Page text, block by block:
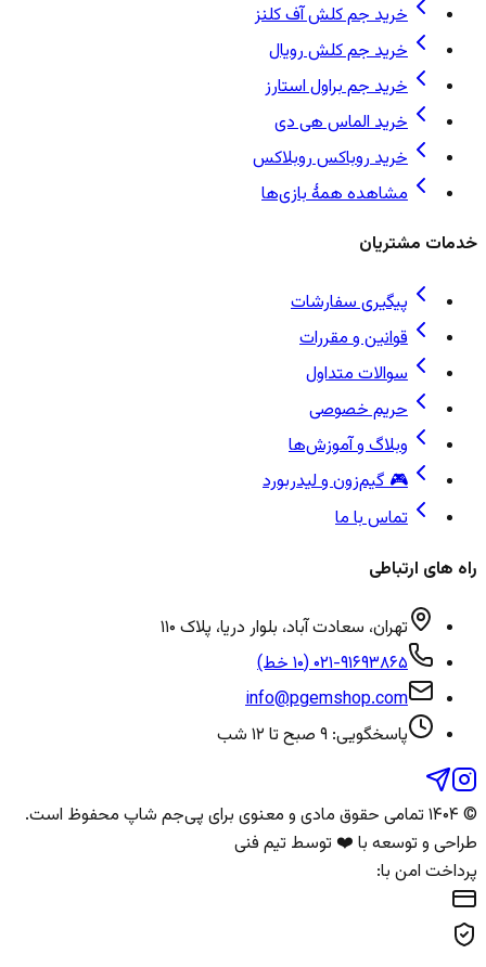
خرید جم کلش آف کلنز
خرید جم کلش رویال
خرید جم براول استارز
خرید الماس هی دی
خرید روباکس روبلاکس
مشاهده همهٔ بازی‌ها
خدمات مشتریان
پیگیری سفارشات
قوانین و مقررات
سوالات متداول
حریم خصوصی
وبلاگ و آموزش‌ها
🎮 گیم‌زون و لیدربورد
تماس با ما
راه های ارتباطی
تهران، سعادت آباد، بلوار دریا، پلاک ۱۱۰
۰۲۱-۹۱۶۹۳۸۶۵ (۱۰ خط)
info@pgemshop.com
پاسخگویی: ۹ صبح تا ۱۲ شب
© ۱۴۰۴ تمامی حقوق مادی و معنوی برای پی‌جم شاپ محفوظ است.
طراحی و توسعه با ❤️ توسط تیم فنی
پرداخت امن با: